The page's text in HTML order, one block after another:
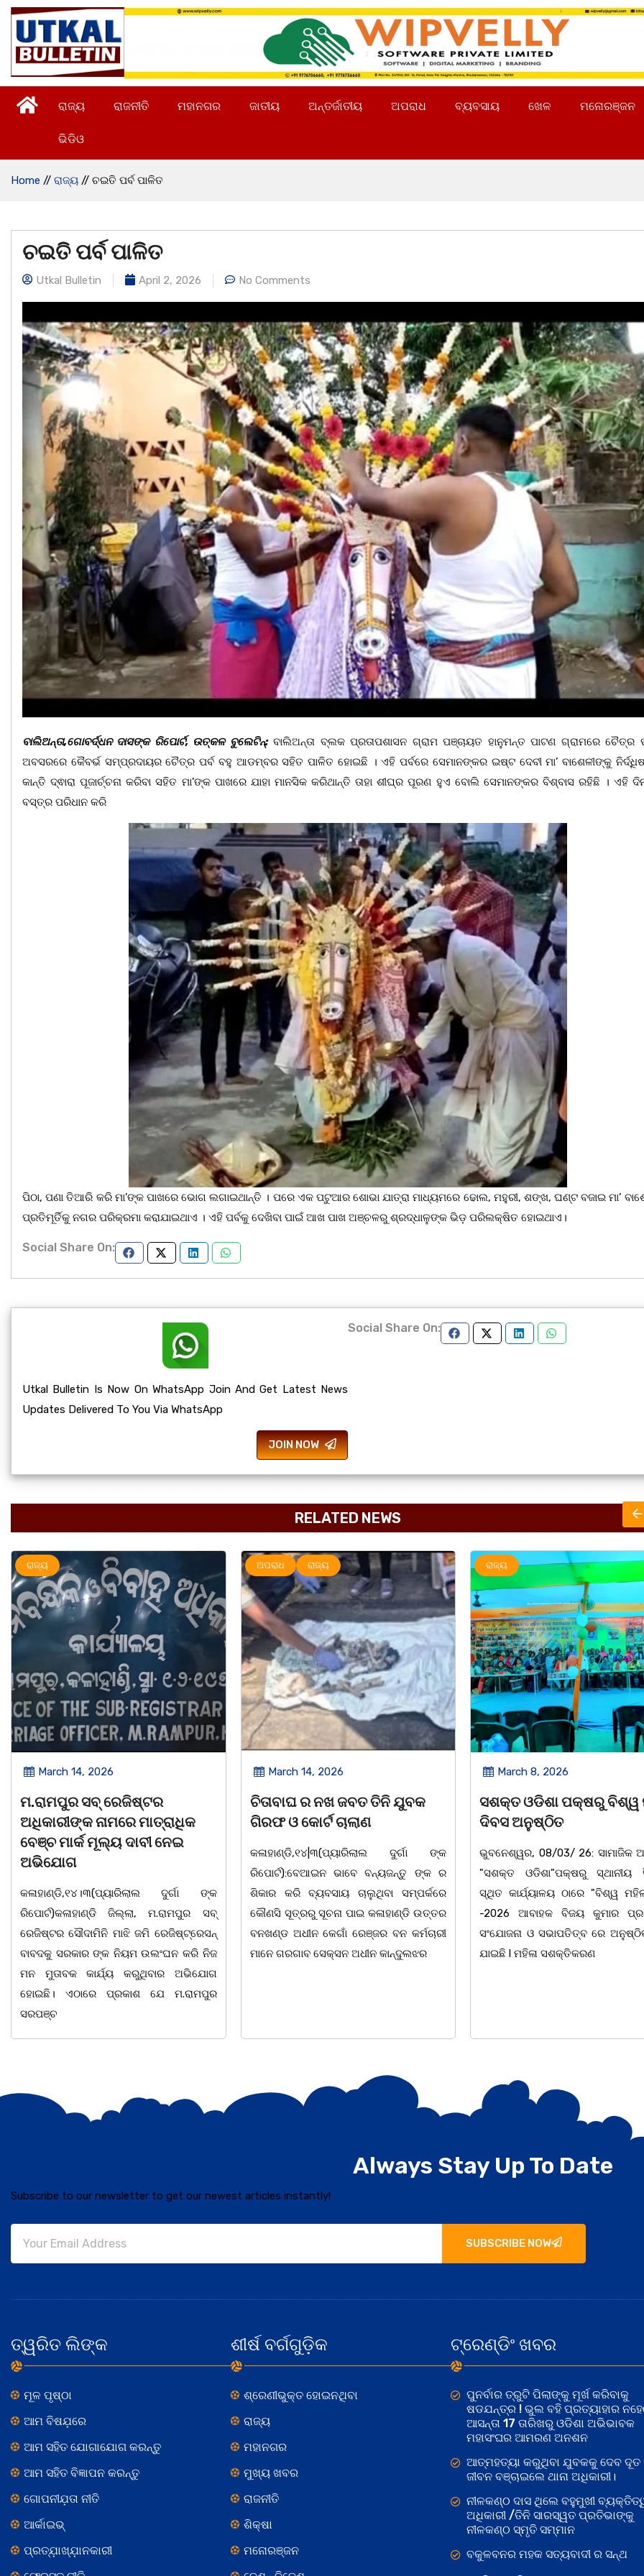
ରାଜ୍ୟ ରାଜନୀତି ମହାନଗର ଜାତୀୟ ଅନ୍ତର୍ଜାତୀୟ ଅପରାଧ ବ୍ୟବସାୟ ଖେଳ ମନୋରଞ୍ଜନ
ଭିଡିଓ
Home // ରାଜ୍ୟ // ଚଇତି ପର୍ବ ପାଳିତ
ଚଇତି ପର୍ବ ପାଳିତ
Utkal Bulletin April 2, 2026 No Comments
ବାଲିଅନ୍ତା,ଗୋବର୍ଦ୍ଧନ ଦାସଙ୍କ ରିପୋର୍ଟ, ଉତ୍କଳ ବୁଲେଟିନ୍:ବାଲିଅନ୍ତା ବ୍ଲକ ପ୍ରତାପଶାସନ ଗ୍ରାମ ପଞ୍ଚାୟତ ହାନୁମନ୍ତ ପାଟଣ ଗ୍ରାମରେ ଚୈତ୍ର
ଅବସରରେ କୈବର୍ଭ ସମ୍ପ୍ରଦାୟର ଚୈତ୍ର ପର୍ବ ବହୁ ଆଡମ୍ବର ସହିତ ପାଳିତ ହୋଇଛି । ଏହି ପର୍ବରେ ସେମାନଙ୍କର ଇଷ୍ଟ ଦେବୀ ମା’ ବାଶେଳୀଙ୍କୁ
କାନ୍ତି ଦ୍ଵାରା ପୂଜାର୍ଚ୍ଚନା କରିବା ସହିତ ମା’ଙ୍କ ପାଖରେ ଯାହା ମାନସିକ କରିଥାନ୍ତି ତାହା ଶୀଘ୍ର ପୂରଣ ହୁଏ ବୋଲି ସେମାନଙ୍କର ବିଶ୍ବାସ ରହିଛି । ଏହି
ବସ୍ତ୍ର ପରିଧାନ କରି
ପିଠା, ପଣା ତିଆରି କରି ମା’ଙ୍କ ପାଖରେ ଭୋଗ ଲଗାଇଥାନ୍ତି । ପରେ ଏକ ପଟୁଆର ଶୋଭା ଯାତ୍ରା ମାଧ୍ୟମରେ ଢୋଲ, ମହୁରୀ, ଶଙ୍ଖ, ଘଣ୍ଟ ବଜାଇ ମା’
ପ୍ରତିମୂର୍ତିକୁ ନଗର ପରିକ୍ରମା କରାଯାଇଥାଏ । ଏହି ପର୍ବକୁ ଦେଖିବା ପାଇଁ ଆଖ ପାଖ ଅଞ୍ଚଳରୁ ଶ୍ରଦ୍ଧାଳୁଙ୍କ ଭିଡ଼ ପରିଲକ୍ଷିତ ହୋଇଥାଏ।
Social Share On:
Utkal Bulletin Is Now On WhatsApp Join And Get Latest News
Updates Delivered To You Via WhatsApp
JOIN NOW
Social Share On:
RELATED NEWS
ଅପରାଧ ରାଜ୍ୟ
March 14, 2026
ଚିତାବାଘ ର ନଖ ଜବତ ତିନି ଯୁବକ
ଗିରଫ ଓ କୋର୍ଟ ଚାଲାଣ
କଳାହାଣ୍ଡି,୧୪|୩(ପ୍ୟାରିଲାଲ ଦୁର୍ଗା ଙ୍କ
ଶିକାର କରି ବ୍ୟବସାୟ ଚାଲୁଥିବା ସମ୍ପର୍କରେ
କୌଣସି ସୂତ୍ରରୁ ସୂଚନା ପାଇ କଳାହାଣ୍ଡି ଉତ୍ତର
ବନଖଣ୍ଡ ଅଧୀନ କେଗାଁ ରେଞ୍ଜର ବନ କର୍ମଚାରୀ
ମାନେ ଗରଗାବ ସେକ୍ସନ ଅଧୀନ କାନ୍ଦୁଲଝର
ରାଜ୍ୟ
March 8, 2026
ସଶକ୍ତ ଓଡିଶା ପକ୍ଷରୁ ବିଶ୍ୱ ମହିଳା
ଦିବସ ଅନୁଷ୍ଠିତ
ଭୁବନେଶ୍ୱର, 08/03/ 26: ସାମାଜିକ ଅନୁଷ୍ଠାନ
"ସଶକ୍ତ ଓଡିଶା"ପକ୍ଷରୁ ସ୍ଥାନୀୟ ସିଆରପି
ସ୍ଥିତ କାର୍ଯ୍ୟାଳୟ ଠାରେ "ବିଶ୍ୱ ମହିଳା ଦିବସ
-2026 ଆବାହକ ବିଜୟ କୁମାର ପ୍ରଧାନଙ୍କ
ସଂଯୋଜନା ଓ ସଭାପତିତ୍ବ ରେ ଅନୁଷ୍ଠିତ ହୋଇ
ଯାଇଛି l ମହିଳା ସଶକ୍ତିକରଣ
ରାଜ୍ୟ
March 8, 2026
ଆନ୍ତର୍ଜାତୀୟ ମହିଳା ଦିବସ
ଉପଲକ୍ଷେ ନାଟକ ‘ଖାଣ୍ଟି ସୁନା’
ଚିଲିକା: ଆନ୍ତର୍ଜାତୀୟ ମହିଳା
ଅବସରରେ ବାଲୁଗାଁସ୍ଥିତ ମା'
ନିକେତନ ର ଓଡ଼ିଆ ଅସ୍ମିତା ଉପରେ
ନାଟକ "ଖାଣ୍ଟି ସୁନା" ଗୈ।ରୀ
ପ୍ରତିଷ୍ଠାନ, ଖୋର୍ଦ୍ଧା ଆନୁକୁଲ୍ୟରେ
ହୋଇଯାଇଛି। ଡ଼ଃ ପ୍ରଦୀପ ଭୈମିକ ଙ୍କ
Always Stay Up To Date
Subscribe to our newsletter to get our newest articles instantly!
SUBSCRIBE NOW
ତ୍ୱରିତ ଲିଙ୍କ
ମୂଳ ପୃଷ୍ଠା
ଆମ ବିଷଯ଼ରେ
ଆମ ସହିତ ଯୋଗାଯୋଗ କରନ୍ତୁ
ଆମ ସହିତ ବିଜ୍ଞାପନ କରନ୍ତୁ
ଗୋପନୀଯ଼ତା ନୀତି
ଆର୍କାଇଭ୍
ପ୍ରତ୍ଯ଼ାଖ୍ଯ଼ାନକାରୀ
ଶୀର୍ଷ ବର୍ଗଗୁଡ଼ିକ
ଶ୍ରେଣୀଭୁକ୍ତ ହୋଇନଥିବା
ରାଜ୍ୟ
ମହାନଗର
ମୁଖ୍ୟ ଖବର
ରାଜନୀତି
ଶିକ୍ଷା
ମନୋରଞ୍ଜନ
ଟ୍ରେଣ୍ଡିଂ ଖବର
ପୁନର୍ବାର ତ୍ରୁଟି ପିଲାଙ୍କୁ ମୂର୍ଖ କରିବାକୁ
ଷଡଯନ୍ତ୍ର ! ଭୁଲ ବହି ପ୍ରତ୍ୟାହାର
ଆସନ୍ତା 17 ତାରିଖରୁ ଓଡିଶା ଅଭିଭାବକ
ମହାସଂଘର ଆମରଣ ଅନଶନ
ଆତ୍ମହତ୍ୟା କରୁଥିବା ଯୁବକକୁ ଦେବ ଦୂତ
ଜୀବନ ବଞ୍ଚାଇଲେ ଥାନା ଅଧିକାରୀ।
ନୀଳକଣ୍ଠ ଦାସ ଥିଲେ ବହୁମୁଖୀ
ଅଧିକାରୀ /ତିନି ସାରସ୍ୱତ ପ୍ରତିଭାଙ୍କୁ
ନୀଳକଣ୍ଠ ସ୍ମୃତି ସମ୍ମାନ
ବକୁଳବନର ମହକ ସତ୍ୟବାଦୀ ର ସନ୍ଥ